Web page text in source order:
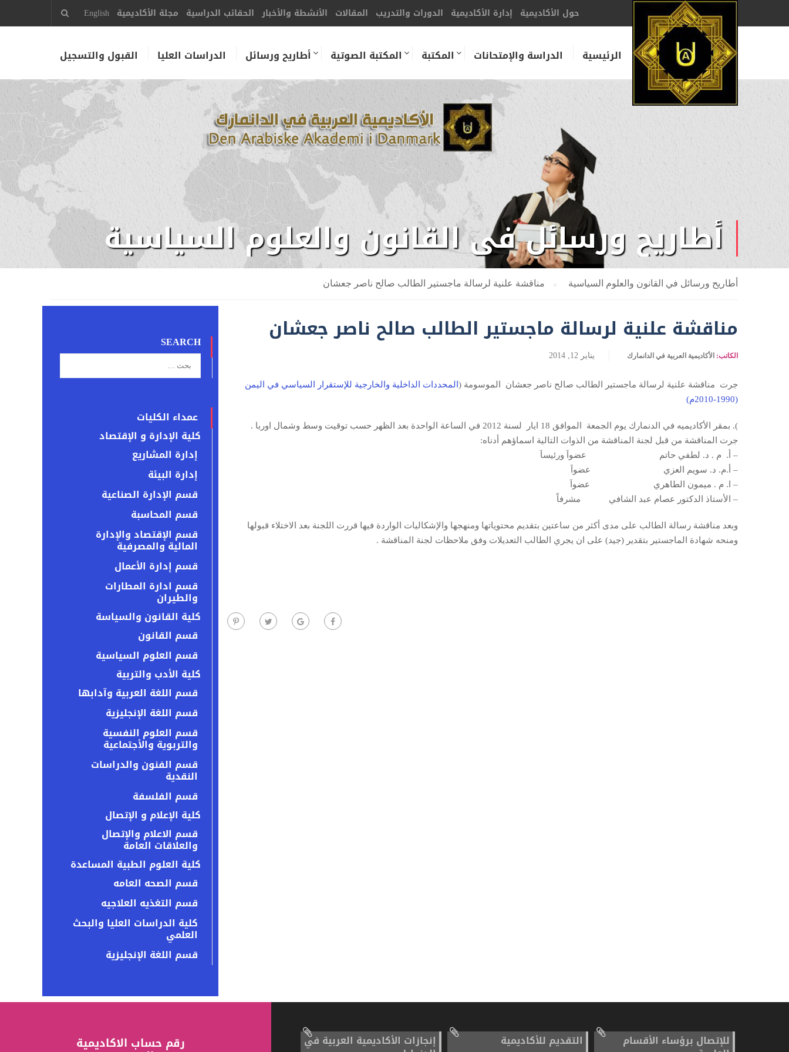
حول الأكاديمية إدارة الأكاديمية الدورات والتدريب المقالات الأنشطة والأخبار الحقائب الدراسية مجلة الأكاديمية English
الرئيسية الدراسة والإمتحانات المكتبة المكتبة الصوتية أطاريح ورسائل الدراسات العليا القبول والتسجيل
أطاريح ورسائل في القانون والعلوم السياسية
أطاريح ورسائل في القانون والعلوم السياسية مناقشة علنية لرسالة ماجستير الطالب صالح ناصر جعشان
مناقشة علنية لرسالة ماجستير الطالب صالح ناصر جعشان
الكاتب: الأكاديمية العربية في الدانمارك يناير 12, 2014
جرت مناقشة علنية لرسالة ماجستير الطالب صالح ناصر جعشان الموسومة ( المحددات الداخلية والخارجية للإستقرار السياسي في اليمن
(1990-2010م)
). بمقر الأكاديميه في الدنمارك يوم الجمعة الموافق 18 ايار لسنة 2012 في الساعة الواحدة بعد الظهر حسب توقيت وسط وشمال اوربا .
جرت المناقشة من قبل لجنة المناقشة من الذوات التالية اسماؤهم أدناه:
– أ. م . د. لطفي حاتم عضواَ ورئيساَ
– أ.م. د. سويم العزي عضواَ
– ا. م . ميمون الطاهري عضواَ
– الأستاذ الدكتور عصام عبد الشافي مشرفاً
وبعد مناقشة رسالة الطالب على مدى أكثر من ساعتين بتقديم محتوياتها ومنهجها والإشكاليات الواردة فيها قررت اللجنة بعد الاختلاء قبولها
ومنحه شهادة الماجستير بتقدير (جيد) على ان يجري الطالب التعديلات وفق ملاحظات لجنة المناقشة .
SEARCH
عمداء الكليات
كلية الإدارة و الإقتصاد
إدارة المشاريع
إدارة البيئة
قسم الإدارة الصناعية
قسم المحاسبة
قسم الإقتصاد والإدارة
المالية والمصرفية
قسم إدارة الأعمال
قسم ادارة المطارات
والطيران
كلية القانون والسياسة
قسم القانون
قسم العلوم السياسية
كلية الأدب والتربية
قسم اللغة العربية وآدابها
قسم اللغة الإنجليزية
قسم العلوم النفسية
والتربوية والأجتماعية
قسم الفنون والدراسات
النقدية
قسم الفلسفة
كلية الإعلام و الإتصال
قسم الاعلام والإتصال
والعلاقات العامة
كلية العلوم الطبية المساعدة
قسم الصحه العامه
قسم التغذيه العلاجيه
كلية الدراسات العليا والبحث
العلمي
قسم اللغة الإنجليزية
رقم حساب الاكاديمية للإتصال برؤساء الأقسام التقديم للأكاديمية إنجازات الأكاديمية العربية في